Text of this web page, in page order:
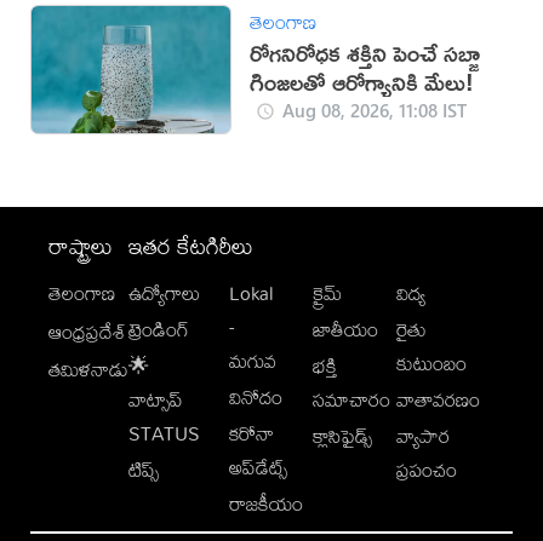
తెలంగాణ
రోగనిరోధక శక్తిని పెంచే సబ్జా
గింజలతో ఆరోగ్యానికి మేలు!
Aug 08, 2026, 11:08 IST
రాష్ట్రాలు
తెలంగాణ
ఆంధ్రప్రదేశ్
తమిళనాడు
ఇతర కేటగిరీలు
ఉద్యోగాలు
ట్రెండింగ్
🌟
వాట్సాప్
STATUS
టిప్స్
Lokal
-
మగువ
వినోదం
కరోనా
అప్‌డేట్స్
రాజకీయం
క్రైమ్
జాతీయం
భక్తి
సమాచారం
క్లాసిఫైడ్స్
విద్య
రైతు
కుటుంబం
వాతావరణం
వ్యాపార
ప్రపంచం